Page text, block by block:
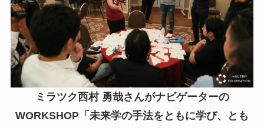
ミラツク西村 勇哉さんがナビゲーターの
WORKSHOP「未来学の手法をともに学び、とも